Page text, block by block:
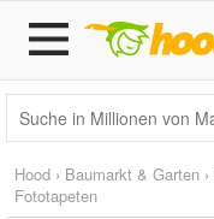
Hood › Baumarkt & Garten ›
Fototapeten